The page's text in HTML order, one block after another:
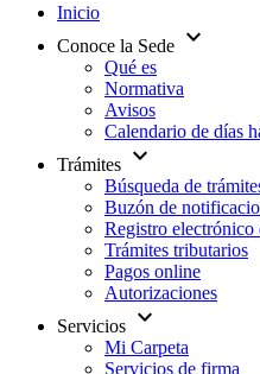
Inicio
Conoce la Sede expand_more
Qué es
Normativa
Avisos
Calendario de días
Trámites expand_more
Búsqueda de
Buzón de
Registro electrónico
Trámites tributarios
Pagos online
Autorizaciones
Servicios expand_more
Mi Carpeta
Servicios de firma